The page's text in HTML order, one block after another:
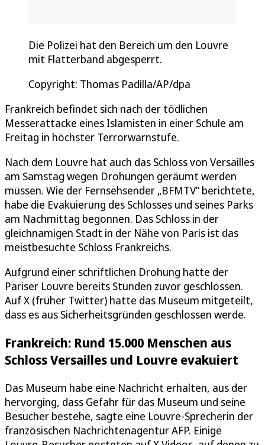
Die Polizei hat den Bereich um den Louvre
mit Flatterband abgesperrt.
Copyright: Thomas Padilla/AP/dpa
Frankreich befindet sich nach der tödlichen
Messerattacke eines Islamisten in einer Schule am
Freitag in höchster Terrorwarnstufe.
Nach dem Louvre hat auch das Schloss von Versailles
am Samstag wegen Drohungen geräumt werden
müssen. Wie der Fernsehsender „BFMTV“ berichtete,
habe die Evakuierung des Schlosses und seines Parks
am Nachmittag begonnen. Das Schloss in der
gleichnamigen Stadt in der Nähe von Paris ist das
meistbesuchte Schloss Frankreichs.
Aufgrund einer schriftlichen Drohung hatte der
Pariser Louvre bereits Stunden zuvor geschlossen.
Auf X (früher Twitter) hatte das Museum mitgeteilt,
dass es aus Sicherheitsgründen geschlossen werde.
Frankreich: Rund 15.000 Menschen aus
Schloss Versailles und Louvre evakuiert
Das Museum habe eine Nachricht erhalten, aus der
hervorging, dass Gefahr für das Museum und seine
Besucher bestehe, sagte eine Louvre-Sprecherin der
französischen Nachrichtenagentur AFP. Einige